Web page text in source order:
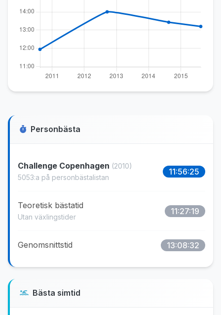
Personbästa
Challenge Copenhagen (2010)
5053:a på personbästalistan
11:56:25
Teoretisk bästatid
Utan växlingstider
11:27:19
Genomsnittstid 13:08:32
Bästa simtid